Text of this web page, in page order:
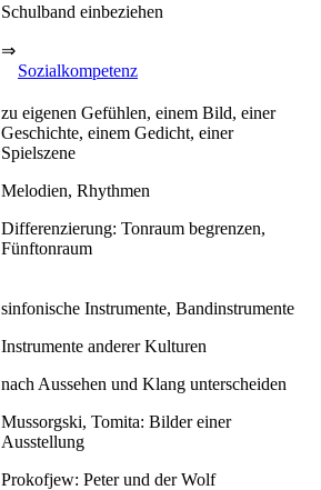
Schulband einbeziehen
⇒
Sozialkompetenz
zu eigenen Gefühlen, einem Bild, einer
Geschichte, einem Gedicht, einer
Spielszene
Melodien, Rhythmen
Differenzierung: Tonraum begrenzen,
Fünftonraum
sinfonische Instrumente, Bandinstrumente
Instrumente anderer Kulturen
nach Aussehen und Klang unterscheiden
Mussorgski, Tomita: Bilder einer
Ausstellung
Prokofjew: Peter und der Wolf